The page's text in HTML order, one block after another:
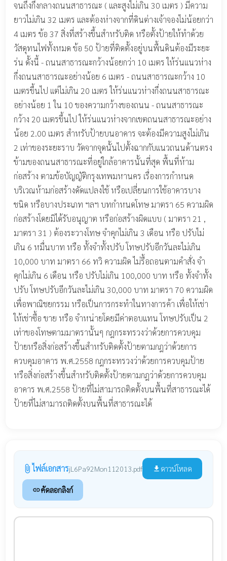
จนถึงกึ่งกลางถนนสาธารณะ ( และสูงไม่เกิน 30 เมตร ) มีความ
ยาวไม่เกิน 32 เมตร และต้องห่างจากที่ดินต่างเจ้าจองไม่น้อยกว่า
4 เมตร ข้อ 37 สิ่งที่สร้างขึ้นสำหรับติด หรือตั้งป้ายให้ทำด้วย
วัสดุทนไฟทั้งหมด ข้อ 50 ป้ายที่ติดตั้งอยู่บนพื้นดินต้องมีระยะ
ร่น ดั้งนี้ - ถนนสาธารณะกว้างน้อยกว่า 10 เมตร ให้ร่นแนวห่าง
กึ่งถนนสาธารณะอย่างน้อย 6 เมตร - ถนนสาธารณะกว้าง 10
เมตรขึ้นไป แต่ไม่เกิน 20 เมตร ให้ร่นแนวห่างกึ่งถนนสาธารณะ
อย่างน้อย 1 ใน 10 ของความกว้างของถนน - ถนนสาธารณะ
กว้าง 20 เมตรขึ้นไป ให้ร่นแนวห่างจากเขตถนนสาธารณะอย่าง
น้อย 2.00 เมตร สำหรับป้ายบนอาคาร จะต้องมีความสูงไม่เกิน
2 เท่าของระยะราบ วัดจากจุดนั้นไปตั้งฉากกับแนวถนนด้านตรง
ข้ามของถนนสาธารณะที่อยู่ใกล้อาคารนั้นที่สุด พื้นที่ห้าม
ก่อสร้าง ตามข้อบัญญัติกรุงเทพมหานคร เรื่องการกำหนด
บริเวณห้ามก่อสร้างดัดแปลงใช้ หรือเปลี่ยนการใช้อาคารบาง
ชนิด หรือบางประเภท ฯลฯ บทกำหนดโทษ มาตรา 65 ความผิด
ก่อสร้างโดยมิได้รับอนุญาต หรือก่อสร้างผิดแบบ ( มาตรา 21 ,
มาตรา 31 ) ต้องระวางโทษ จำคุกไม่เกิน 3 เดือน หรือ ปรับไม่
เกิน 6 หมื่นบาท หรือ ทั้งจำทั้งปรับ โทษปรับอีกวันละไม่เกิน
10,000 บาท มาตรา 66 ทวิ ความผิด ไม่รื้อถอนตามคำสั่ง จำ
คุกไม่เกิน 6 เดือน หรือ ปรับไม่เกิน 100,000 บาท หรือ ทั้งจำทั้ง
ปรับ โทษปรับอีกวันละไม่เกิน 30,000 บาท มาตรา 70 ความผิด
เพื่อพาณิชยกรรม หรือเป็นการกระทำในทางการค้า เพื่อให้เช่า
ให้เช่าซื้อ ขาย หรือ จำหน่ายโดยมีค่าตอบแทน โทษปรับเป็น 2
เท่าของโทษตามมาตรานั้นๆ กฎกระทรวงว่าด้วยการควบคุม
ป้ายหรือสิ่งก่อสร้างขึ้นสำหรับติดตั้งป้ายตามกฎว่าด้วยการ
ควบคุมอาคาร พ.ศ.2558 กฎกระทรวงว่าด้วยการควบคุมป้าย
หรือสิ่งก่อสร้างขึ้นสำหรับติดตั้งป้ายตามกฎว่าด้วยการควบคุม
อาคาร พ.ศ.2558 ป้ายที่ไม่สามารถติดตั้งบนพื้นที่สาธารณะได้
ป้ายที่ไม่สามารถติดตั้งบนพื้นที่สาธารณะได้
attach_file ไฟล์เอกสารjL6Pa92Mon112013.pdf file_download ดาวน์โหลด
linkคัดลอกลิงก์